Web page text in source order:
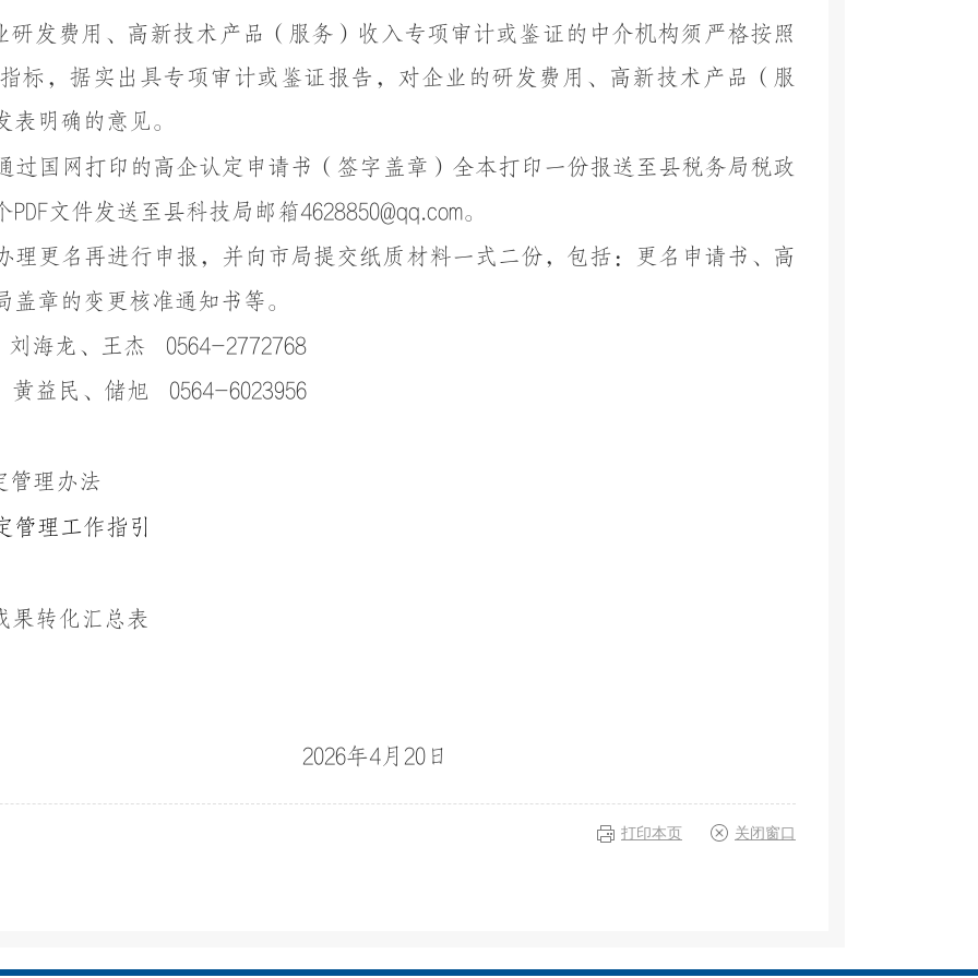
研发费用、高新技术产品（服务）收入专项审计或鉴证的中介机构须严格按照
标，据实出具专项审计或鉴证报告，对企业的研发费用、高新技术产品（服
明确的意见。
过国网打印的高企认定申请书（签字盖章）全本打印一份报送至县税务局税政
文件发送至县科技局邮箱4628850@qq.com。
理更名再进行申报，并向市局提交纸质材料一式二份，包括：更名申请书、高
章的变更核准通知书等。
刘海龙、王杰 0564-2772768
黄益民、储旭 0564-6023956
管理办法
管理工作指引
果转化汇总表
2026年4月20日
打印本页 关闭窗口